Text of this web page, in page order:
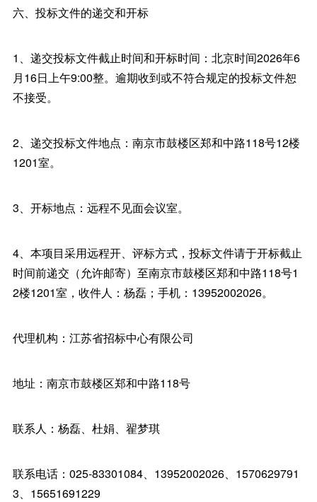
六、投标文件的递交和开标
1、递交投标文件截止时间和开标时间：北京时间2026年6
月16日上午9:00整。逾期收到或不符合规定的投标文件恕
不接受。
2、递交投标文件地点：南京市鼓楼区郑和中路118号12楼
1201室。
3、开标地点：远程不见面会议室。
4、本项目采用远程开、评标方式，投标文件请于开标截止
时间前递交（允许邮寄）至南京市鼓楼区郑和中路118号1
2楼1201室，收件人：杨磊；手机：13952002026。
代理机构：江苏省招标中心有限公司
地址：南京市鼓楼区郑和中路118号
联系人：杨磊、杜娟、翟梦琪
联系电话：025-83301084、13952002026、1570629791
3、15651691229